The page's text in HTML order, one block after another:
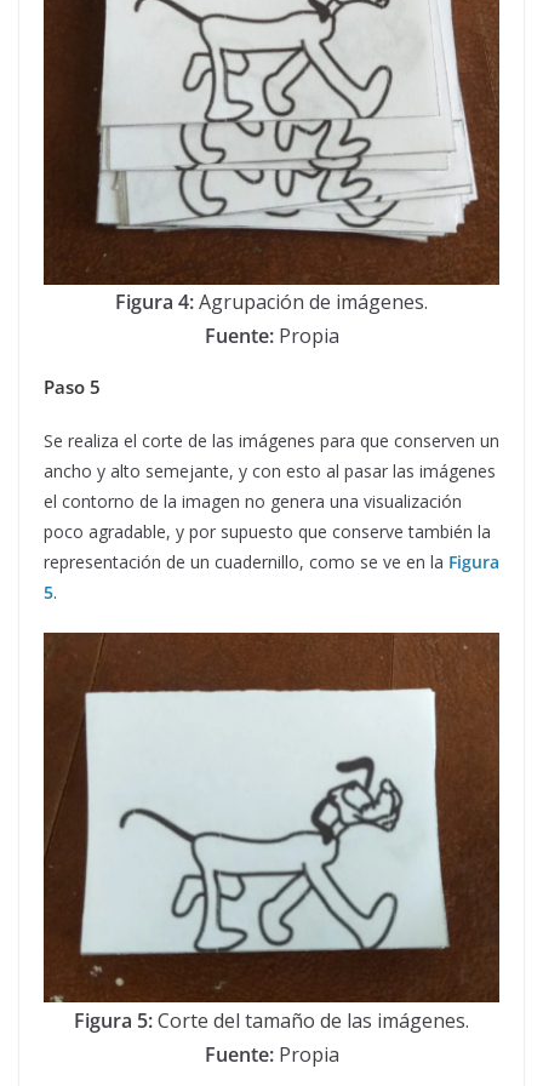
Figura 4:Agrupación de imágenes.
Fuente:Propia
Paso 5
Se realiza el corte de las imágenes para que conserven un
ancho y alto semejante, y con esto al pasar las imágenes
el contorno de la imagen no genera una visualización
poco agradable, y por supuesto que conserve también la
representación de un cuadernillo, como se ve en la Figura
5.
Figura 5:Corte del tamaño de las imágenes.
Fuente: Propia